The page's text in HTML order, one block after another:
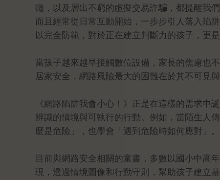
癮，以及層出不窮的虛擬交易詐騙，都提醒我
而且經常從日常互動開始，一步步引人落入陷
以完全防範，對於正在建立判斷力的孩子，更
當孩子越來越早接觸數位設備，家長的焦慮也
居家安全，網路風險最大的困難在於其不可見
《網路陷阱我會小心！》正是在這樣的需求中
辨識的情境與可執行的行動。例如，當陌生人
麼是危險」，也學會「遇到危險時如何應對」。
目前與網路安全相關的童書，多數以國小中高
現，透過情境圖像和行動守則，幫助孩子建立